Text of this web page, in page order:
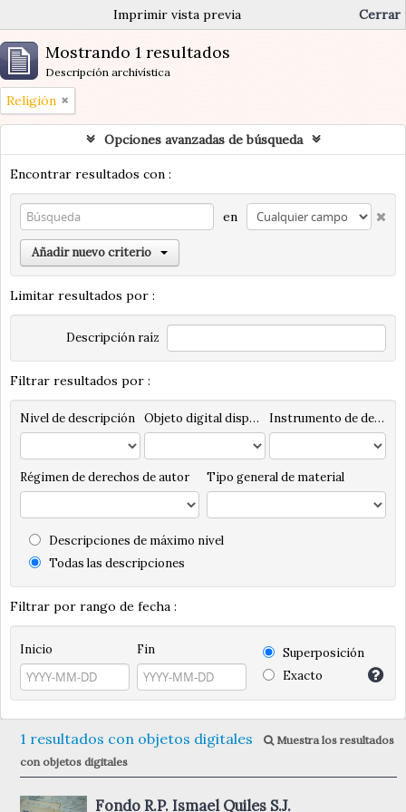
Imprimir vista previa Cerrar
Mostrando 1 resultados
Descripción archivística
Religión
Opciones avanzadas de búsqueda
Encontrar resultados con :
en
Añadir nuevo criterio
Limitar resultados por :
Descripción raíz
Filtrar resultados por :
Nivel de descripción Objeto digital disponibles Instrumento de descripción
Régimen de derechos de autor Tipo general de material
Descripciones de máximo nivel
Todas las descripciones
Filtrar por rango de fecha :
Inicio Fin
Superposición
Exacto
1 resultados con objetos digitales
Muestra los resultados
con objetos digitales
Fondo R.P. Ismael Quiles S.J.